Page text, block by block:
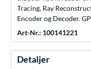
Tracing, Ray
Encoder og Decoder.
Art-Nr.: 100141221
Detaljer